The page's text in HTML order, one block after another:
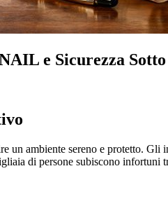
e Sicurezza Sotto
un ambiente sereno e protetto.
di persone subiscono infortuni